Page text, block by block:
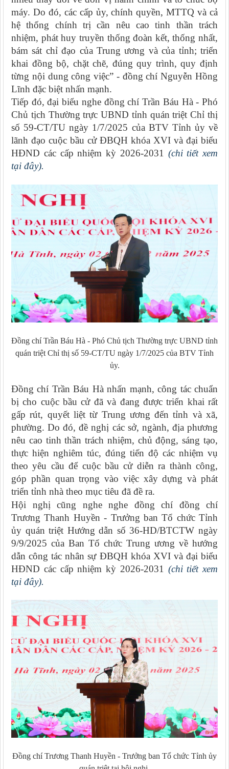
máy. Do đó, các cấp ủy, chính quyền, MTTQ và cả
hệ thống chính trị cần nêu cao tinh thần trách
nhiệm, phát huy truyền thống đoàn kết, thống nhất,
bám sát chỉ đạo của Trung ương và của tỉnh; triển
khai đồng bộ, chặt chẽ, đúng quy trình, quy định
từng nội dung công việc” - đồng chí Nguyễn Hồng
Lĩnh đặc biệt nhấn mạnh.
Tiếp đó, đại biểu nghe đồng chí Trần Báu Hà - Phó
Chủ tịch Thường trực UBND tỉnh quán triệt Chỉ thị
số 59-CT/TU ngày 1/7/2025 của BTV Tỉnh ủy về
lãnh đạo cuộc bầu cử ĐBQH khóa XVI và đại biểu
HĐND các cấp nhiệm kỳ 2026-2031 (chi tiết xem
tại đây).
Đồng chí Trần Báu Hà - Phó Chủ tịch Thường trực UBND tỉnh
quán triệt Chỉ thị số 59-CT/TU ngày 1/7/2025 của BTV Tỉnh
ủy.
Đồng chí Trần Báu Hà nhấn mạnh, công tác chuẩn
bị cho cuộc bầu cử đã và đang được triển khai rất
gấp rút, quyết liệt từ Trung ương đến tỉnh và xã,
phường. Do đó, đề nghị các sở, ngành, địa phương
nêu cao tinh thần trách nhiệm, chủ động, sáng tạo,
thực hiện nghiêm túc, đúng tiến độ các nhiệm vụ
theo yêu cầu để cuộc bầu cử diễn ra thành công,
góp phần quan trọng vào việc xây dựng và phát
triển tỉnh nhà theo mục tiêu đã đề ra.
Hội nghị cũng nghe nghe đồng chí đồng chí
Trương Thanh Huyền - Trưởng ban Tổ chức Tỉnh
ủy quán triệt Hướng dẫn số 36-HD/BTCTW ngày
9/9/2025 của Ban Tổ chức Trung ương về hướng
dẫn công tác nhân sự ĐBQH khóa XVI và đại biểu
HĐND các cấp nhiệm kỳ 2026-2031 (chi tiết xem
tại đây).
Đồng chí Trương Thanh Huyền - Trưởng ban Tổ chức Tỉnh ủy